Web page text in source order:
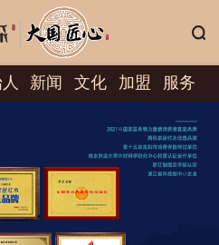
新闻 文化 加盟 服务